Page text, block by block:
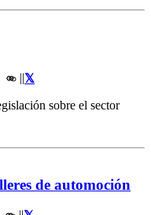
||
sobre el sector
de automoción